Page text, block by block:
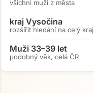
všichni muži z města
kraj Vysočina
rozšířit hledání na celý kraj
Muži 33–39 let
podobný věk, celá ČR